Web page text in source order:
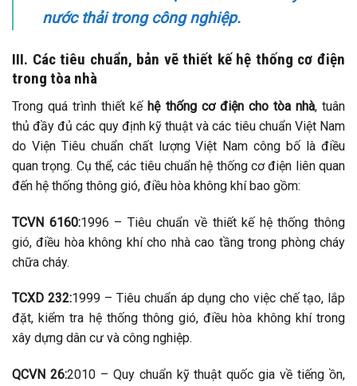
nước thải trong công nghiệp.
III. Các tiêu chuẩn, bản vẽ thiết kế hệ thống cơ điện
trong tòa nhà
Trong quá trình thiết kếhệ thống cơ điện cho tòa nhà, tuân
thủ đầy đủ các quy định kỹ thuật và các tiêu chuẩn Việt Nam
do Viện Tiêu chuẩn chất lượng Việt Nam công bố là điều
quan trọng. Cụ thể, các tiêu chuẩn hệ thống cơ điện liên quan
đến hệ thống thông gió, điều hòa không khí bao gồm:
TCVN 6160:1996 – Tiêu chuẩn về thiết kế hệ thống thông
gió, điều hòa không khí cho nhà cao tầng trong phòng cháy
chữa cháy.
TCXD 232:1999 – Tiêu chuẩn áp dụng cho việc chế tạo, lắp
đặt, kiểm tra hệ thống thông gió, điều hòa không khí trong
xây dựng dân cư và công nghiệp.
QCVN 26:2010 – Quy chuẩn kỹ thuật quốc gia về tiếng ồn,